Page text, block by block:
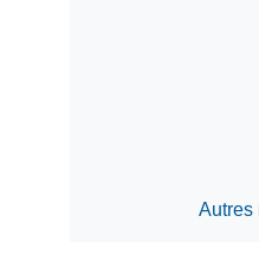
Autres